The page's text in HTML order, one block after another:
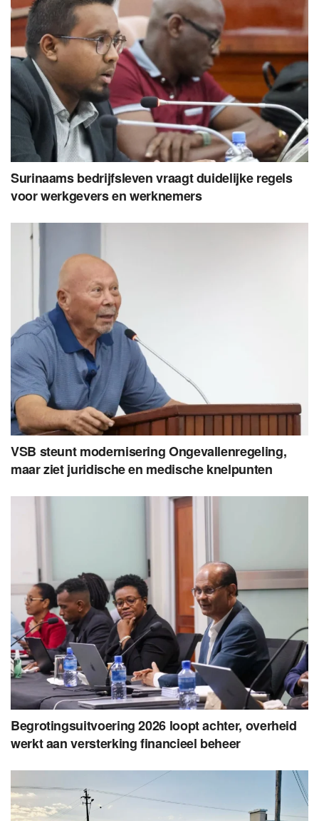
Surinaams bedrijfsleven vraagt duidelijke regels
voor werkgevers en werknemers
VSB steunt modernisering Ongevallenregeling,
maar ziet juridische en medische knelpunten
Begrotingsuitvoering 2026 loopt achter, overheid
werkt aan versterking financieel beheer